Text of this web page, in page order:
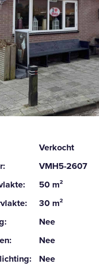
Verkocht
VMH5-2607
50 m²
30 m²
Nee
Nee
Nee